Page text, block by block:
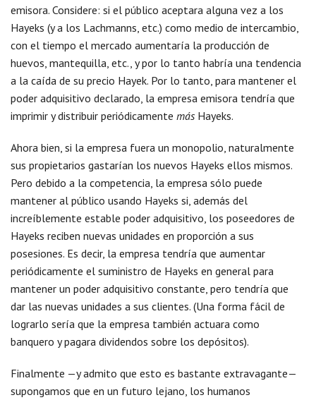
emisora. Considere: si el público aceptara alguna vez a los
Hayeks (y a los Lachmanns, etc.) como medio de intercambio,
con el tiempo el mercado aumentaría la producción de
huevos, mantequilla, etc., y por lo tanto habría una tendencia
a la caída de su precio Hayek. Por lo tanto, para mantener el
poder adquisitivo declarado, la empresa emisora tendría que
imprimir y distribuir periódicamente más Hayeks.
Ahora bien, si la empresa fuera un monopolio, naturalmente
sus propietarios gastarían los nuevos Hayeks ellos mismos.
Pero debido a la competencia, la empresa sólo puede
mantener al público usando Hayeks si, además del
increíblemente estable poder adquisitivo, los poseedores de
Hayeks reciben nuevas unidades en proporción a sus
posesiones. Es decir, la empresa tendría que aumentar
periódicamente el suministro de Hayeks en general para
mantener un poder adquisitivo constante, pero tendría que
dar las nuevas unidades a sus clientes. (Una forma fácil de
lograrlo sería que la empresa también actuara como
banquero y pagara dividendos sobre los depósitos).
Finalmente —y admito que esto es bastante extravagante—
supongamos que en un futuro lejano, los humanos